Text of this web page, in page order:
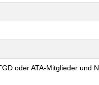
oder ATA-Mitglieder und